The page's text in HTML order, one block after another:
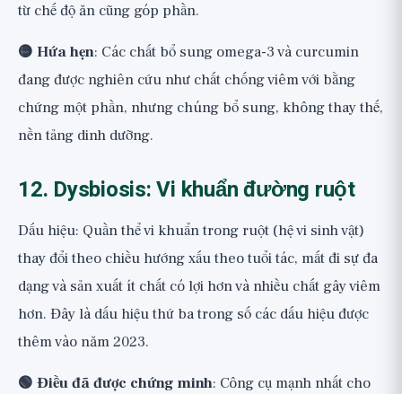
từ chế độ ăn cũng góp phần.
🟡 Hứa hẹn: Các chất bổ sung omega-3 và curcumin
đang được nghiên cứu như chất chống viêm với bằng
chứng một phần, nhưng chúng bổ sung, không thay thế,
nền tảng dinh dưỡng.
12. Dysbiosis: Vi khuẩn đường ruột
Dấu hiệu: Quần thể vi khuẩn trong ruột (hệ vi sinh vật)
thay đổi theo chiều hướng xấu theo tuổi tác, mất đi sự đa
dạng và sản xuất ít chất có lợi hơn và nhiều chất gây viêm
hơn. Đây là dấu hiệu thứ ba trong số các dấu hiệu được
thêm vào năm 2023.
🟢 Điều đã được chứng minh: Công cụ mạnh nhất cho